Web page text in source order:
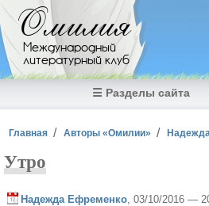
Перейти к основному содержанию
Омилия
Международный
литературный клуб
☰ Разделы сайта
Вы здесь
Главная Авторы «Омилии»
Утро
Надежда Ефременко , 03/10/2016 —